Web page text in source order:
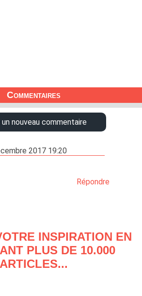
Commentaires
un nouveau commentaire
2017 19:20
Répondre
INSPIRATION EN
PLUS DE 10.000
ARTICLES...